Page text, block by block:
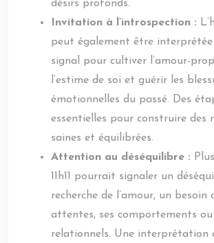
désirs profonds.
Invitation à l’introspection :
peut également être interprétée
signal pour cultiver l’amour-
l’estime de soi et guérir les
émotionnelles du passé. Des
essentielles pour construire des
saines et équilibrées.
Attention au déséquilibre :
11h11 pourrait signaler un
recherche de l’amour, un besoin
attentes, ses comportements ou
relationnels. Une interprétation